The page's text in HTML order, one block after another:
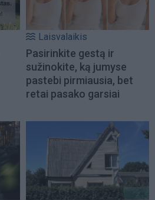
Laisvalaikis
Pasirinkite gestą ir
sužinokite, ką jumyse
pastebi pirmiausia, bet
retai pasako garsiai